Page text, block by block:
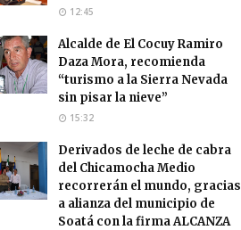
12:45
Alcalde de El Cocuy Ramiro
Daza Mora, recomienda
“turismo a la Sierra Nevada
sin pisar la nieve”
15:32
Derivados de leche de cabra
del Chicamocha Medio
recorrerán el mundo, gracias
a alianza del municipio de
Soatá con la firma ALCANZA